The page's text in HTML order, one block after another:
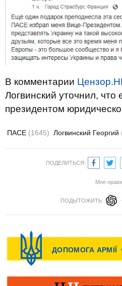
В комментарии
Логвинский уточнил, что
президентом
ПАСЕ (1645) Логвинский Георгий
ПОДЕЛИТЬСЯ:
Мне
ПОДЫТОЖИТЬ: